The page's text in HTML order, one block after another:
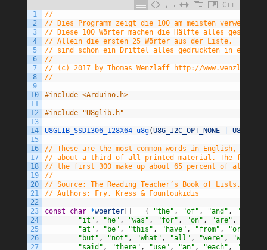
C++
1
2
3
4
5
6
7
8
9
10
11
12
13
14
15
16
17
18
19
20
21
22
23
24
25
26
27
//
// Dies Programm zeigt die 100 am meisten
// Diese 100 Wörter machen die Hälfte alles
// Allein die ersten 25 Wörter aus der Liste,
// sind schon ein Drittel alles gedruckten in
//
// (c) 2017 by Thomas Wenzlaff http://
//
#include <Arduino.h>
#include "U8glib.h"
U8GLIB_SSD1306_128X64 u8g(U8G_I2C_OPT_NONE
// These are the most common words in English,
// about a third of all printed material. The first
// the first 300 make up about 65 percent of all
//
// Source: The Reading Teacher’s Book of Lists,
// Authors: Fry, Kress & Fountoukidis
const char *woerter = { "the" , "of" , "and" , "a"
"it" , "he" , "was" , "for" , "on" , "are" ,
"at" , "be" , "this" , "have" , "from" , "or"
"but" , "not" , "what" , "all" , "were" , "we"
"said" , "there" , "use" , "an" , "each" , "which"